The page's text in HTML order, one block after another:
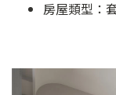
房屋類型：